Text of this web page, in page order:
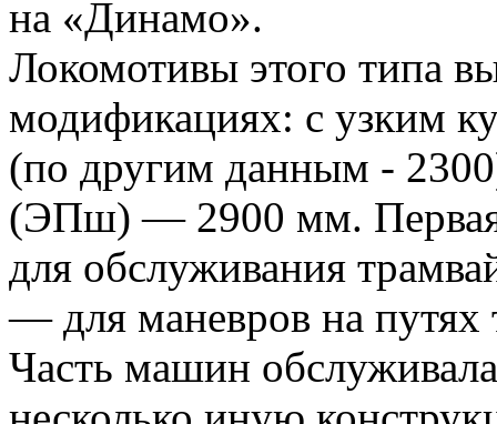
на «Динамо».
Локомотивы этого типа
модификациях: с узким
(по другим данным -
(ЭПш) — 2900 мм. Первая
для обслуживания
— для маневров на путях
Часть машин